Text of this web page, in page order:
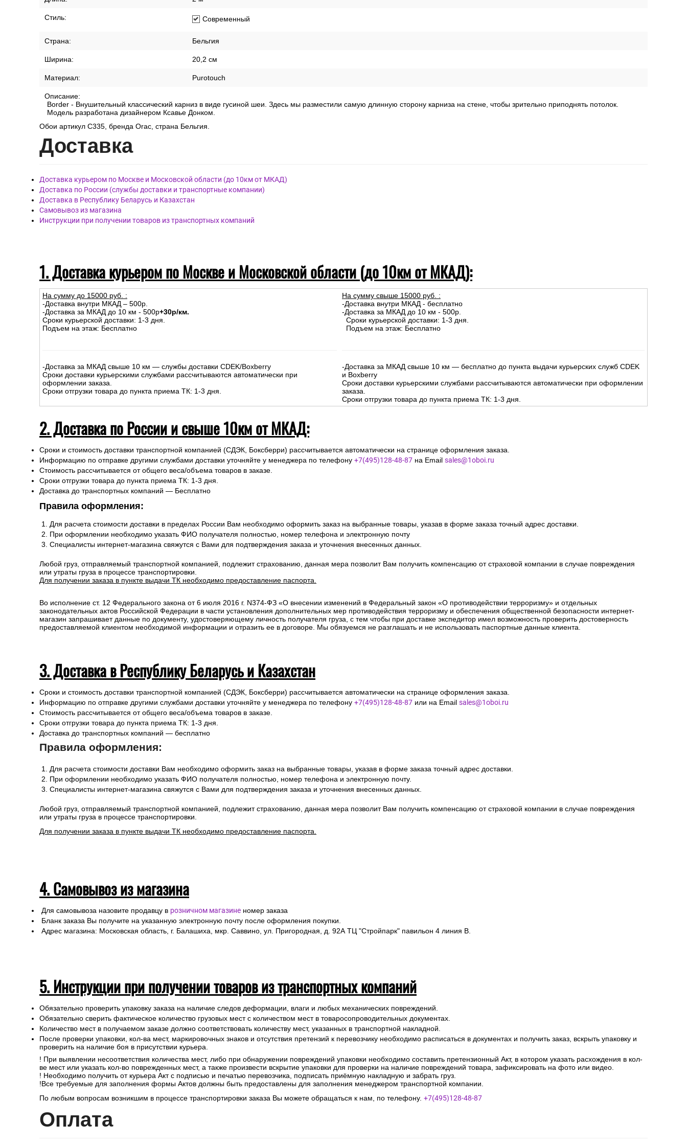
Стиль: Современный
Страна: Бельгия
Ширина: 20,2 см
Материал: Purotouch
Описание:
Border - Внушительный классический карниз в виде гусиной шеи. Здесь мы разместили самую длинную сторону карниза на стене, чтобы зрительно приподнять потолок.
Модель разработана дизайнером Ксавье Донком.
Обои артикул C335, бренда Orac, страна Бельгия.
Доставка
Доставка курьером по Москве и Московской области (до 10км от МКАД)
Доставка по России (службы доставки и транспортные компании)
Доставка в Республику Беларусь и Казахстан
Самовывоз из магазина
Инструкции при получении товаров из транспортных компаний
1. Доставка курьером по Москве и Московской области (до 10км от МКАД):
На сумму до 15000 руб. :
-Доставка внутри МКАД – 500р.
-Доставка за МКАД до 10 км - 500р+30р/км.
Сроки курьерской доставки: 1-3 дня.
Подъем на этаж: Бесплатно
-Доставка за МКАД свыше 10 км — службы доставки CDEK/Boxberry
Сроки доставки курьерскими службами рассчитываются автоматически при
оформлении заказа.
Сроки отгрузки товара до пункта приема ТК: 1-3 дня.
На сумму свыше 15000 руб. :
-Доставка внутри МКАД - бесплатно
-Доставка за МКАД до 10 км - 500р.
Сроки курьерской доставки: 1-3 дня.
Подъем на этаж: Бесплатно
-Доставка за МКАД свыше 10 км — бесплатно до пункта выдачи курьерских служб CDEK
и Boxberry
Сроки доставки курьерскими службами рассчитываются автоматически при оформлении
заказа.
Сроки отгрузки товара до пункта приема ТК: 1-3 дня.
2. Доставка по России и свыше 10км от МКАД:
Сроки и стоимость доставки транспортной компанией (СДЭК, Боксберри) рассчитывается автоматически на странице оформления заказа.
Информацию по отправке другими службами доставки уточняйте у менеджера по телефону +7(495)128-48-87 на Email sales@1oboi.ru
Стоимость рассчитывается от общего веса/объема товаров в заказе.
Сроки отгрузки товара до пункта приема ТК: 1-3 дня.
Доставка до транспортных компаний — Бесплатно
Правила оформления:
Для расчета стоимости доставки в пределах России Вам необходимо оформить заказ на выбранные товары, указав в форме заказа точный адрес доставки.
При оформлении необходимо указать ФИО получателя полностью, номер телефона и электронную почту
Специалисты интернет-магазина свяжутся с Вами для подтверждения заказа и уточнения внесенных данных.
Любой груз, отправляемый транспортной компанией, подлежит страхованию, данная мера позволит Вам получить компенсацию от страховой компании в случае повреждения
или утраты груза в процессе транспортировки.
Для получении заказа в пункте выдачи ТК необходимо предоставление паспорта.
Во исполнение ст. 12 Федерального закона от 6 июля 2016 г. N374-ФЗ «О внесении изменений в Федеральный закон «О противодействии терроризму» и отдельных
законодательных актов Российской Федерации в части установления дополнительных мер противодействия терроризму и обеспечения общественной безопасности интернет-
магазин запрашивает данные по документу, удостоверяющему личность получателя груза, с тем чтобы при доставке экспедитор имел возможность проверить достоверность
предоставляемой клиентом необходимой информации и отразить ее в договоре. Мы обязуемся не разглашать и не использовать паспортные данные клиента.
3. Доставка в Республику Беларусь и Казахстан
Сроки и стоимость доставки транспортной компанией (СДЭК, Боксберри) рассчитывается автоматически на странице оформления заказа.
Информацию по отправке другими службами доставки уточняйте у менеджера по телефону +7(495)128-48-87 или на Email sales@1oboi.ru
Стоимость рассчитывается от общего веса/объема товаров в заказе.
Сроки отгрузки товара до пункта приема ТК: 1-3 дня.
Доставка до транспортных компаний — бесплатно
Правила оформления:
Для расчета стоимости доставки Вам необходимо оформить заказ на выбранные товары, указав в форме заказа точный адрес доставки.
При оформлении необходимо указать ФИО получателя полностью, номер телефона и электронную почту.
Специалисты интернет-магазина свяжутся с Вами для подтверждения заказа и уточнения внесенных данных.
Любой груз, отправляемый транспортной компанией, подлежит страхованию, данная мера позволит Вам получить компенсацию от страховой компании в случае повреждения
или утраты груза в процессе транспортировки.
Для получении заказа в пункте выдачи ТК необходимо предоставление паспорта.
4. Самовывоз из магазина
Для самовывоза назовите продавцу в розничном магазине номер заказа
Бланк заказа Вы получите на указанную электронную почту после оформления покупки.
Адрес магазина: Московская область, г. Балашиха, мкр. Саввино, ул. Пригородная, д. 92А ТЦ "Стройпарк" павильон 4 линия В.
5. Инструкции при получении товаров из транспортных компаний
Обязательно проверить упаковку заказа на наличие следов деформации, влаги и любых механических повреждений.
Обязательно сверить фактическое количество грузовых мест с количеством мест в товаросопроводительных документах.
Количество мест в получаемом заказе должно соответствовать количеству мест, указанных в транспортной накладной.
После проверки упаковки, кол-ва мест, маркировочных знаков и отсутствия претензий к перевозчику необходимо расписаться в документах и получить заказ, вскрыть упаковку и
проверить на наличие боя в присутствии курьера.
! При выявлении несоответствия количества мест, либо при обнаружении повреждений упаковки необходимо составить претензионный Акт, в котором указать расхождения в кол-
ве мест или указать кол-во поврежденных мест, а также произвести вскрытие упаковки для проверки на наличие повреждений товара, зафиксировать на фото или видео.
! Необходимо получить от курьера Акт с подписью и печатью перевозчика, подписать приёмную накладную и забрать груз.
!Все требуемые для заполнения формы Актов должны быть предоставлены для заполнения менеджером транспортной компании.
По любым вопросам возникшим в процессе транспортировки заказа Вы можете обращаться к нам, по телефону. +7(495)128-48-87
Оплата